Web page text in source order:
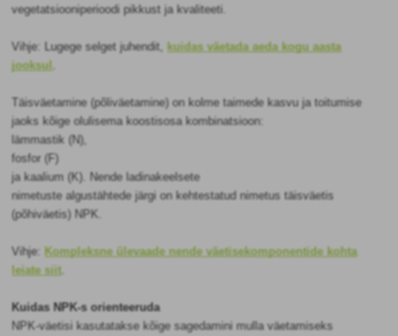
vegetatsiooniperioodi pikkust ja kvaliteeti.
Vihje: Lugege selget juhendit, kuidas väetada aeda kogu aasta
jooksul
Täisväetamine (põliväetamine) on kolme taimede kasvu ja toitumise
jaoks kõige olulisema koostisosa kombinatsioon:
lämmastik (N),
fosfor (F)
ja kaalium (K). Nende ladinakeelsete
nimetuste algustähtede järgi on kehtestatud nimetus täisväetis
(põhiväetis) NPK.
Vihje: Kompleksne ülevaade nende väetisekomponentide kohta
leiate siit.
Kuidas NPK-s orienteeruda
NPK-väetisi kasutatakse kõige sagedamini mulla väetamiseks